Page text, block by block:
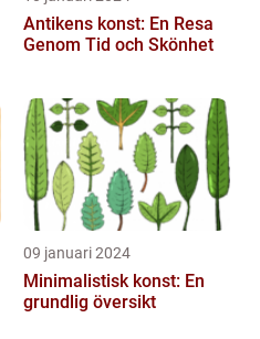
Antikens konst: En Resa
Genom Tid och Skönhet
09 januari 2024
Minimalistisk konst: En
grundlig översikt